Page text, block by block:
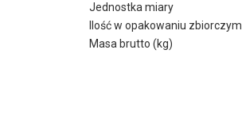
Jednostka miary
Ilość w opakowaniu zbiorczym
Masa brutto (kg)